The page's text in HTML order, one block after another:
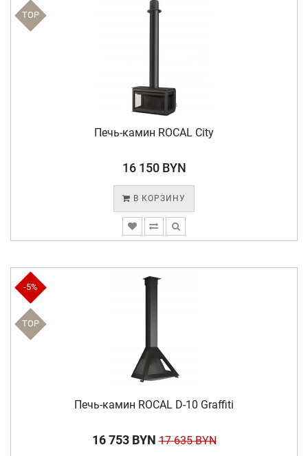
TOP
Печь-камин ROCAL City
16 150 BYN
В КОРЗИНУ
-5%
TOP
Печь-камин ROCAL D-10 Graffiti
16 753 BYN 17 635 BYN